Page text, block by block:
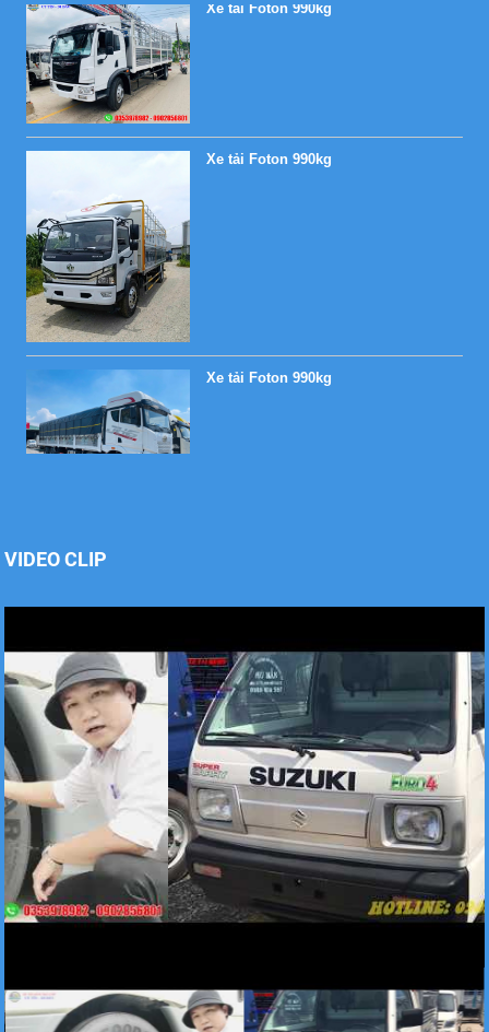
Xe tải Foton 990kg
Xe tải Foton 990kg
VIDEO CLIP